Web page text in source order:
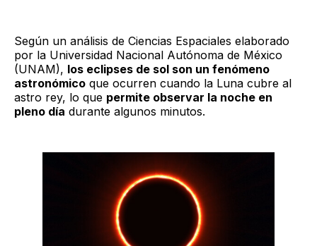
Según un análisis de Ciencias Espaciales elaborado
por la Universidad Nacional Autónoma de México
(UNAM), los eclipses de sol son un fenómeno
astronómico que ocurren cuando la Luna cubre al
astro rey, lo que permite observar la noche en
pleno día durante algunos minutos.